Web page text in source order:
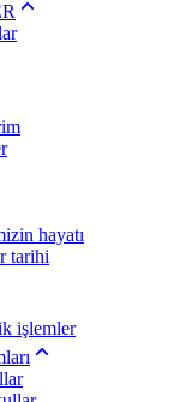
hayatı
tarihi
işlemler